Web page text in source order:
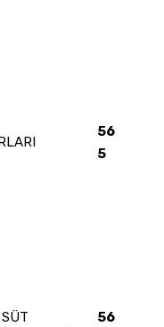
56
5
56